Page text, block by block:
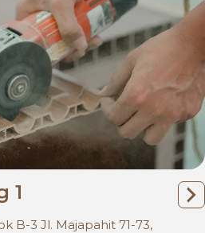
1
B-3 Jl. Majapahit 71-73,